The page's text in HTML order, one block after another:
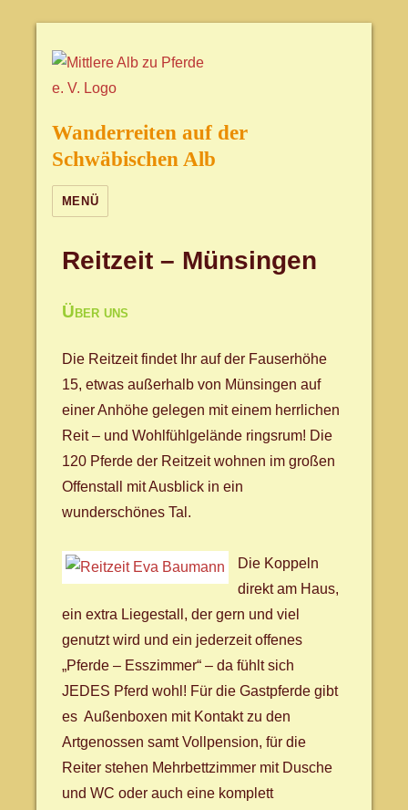
Wanderreiten auf der
Schwäbischen Alb
MENÜ
Reitzeit – Münsingen
Über uns
Die Reitzeit findet Ihr auf der Fauserhöhe
15, etwas außerhalb von Münsingen auf
einer Anhöhe gelegen mit einem herrlichen
Reit – und Wohlfühlgelände ringsrum! Die
120 Pferde der Reitzeit wohnen im großen
Offenstall mit Ausblick in ein
wunderschönes Tal.
Die Koppeln
direkt am Haus,
ein extra Liegestall, der gern und viel
genutzt wird und ein jederzeit offenes
„Pferde – Esszimmer“ – da fühlt sich
JEDES Pferd wohl! Für die Gastpferde gibt
es Außenboxen mit Kontakt zu den
Artgenossen samt Vollpension, für die
Reiter stehen Mehrbettzimmer mit Dusche
und WC oder auch eine komplett